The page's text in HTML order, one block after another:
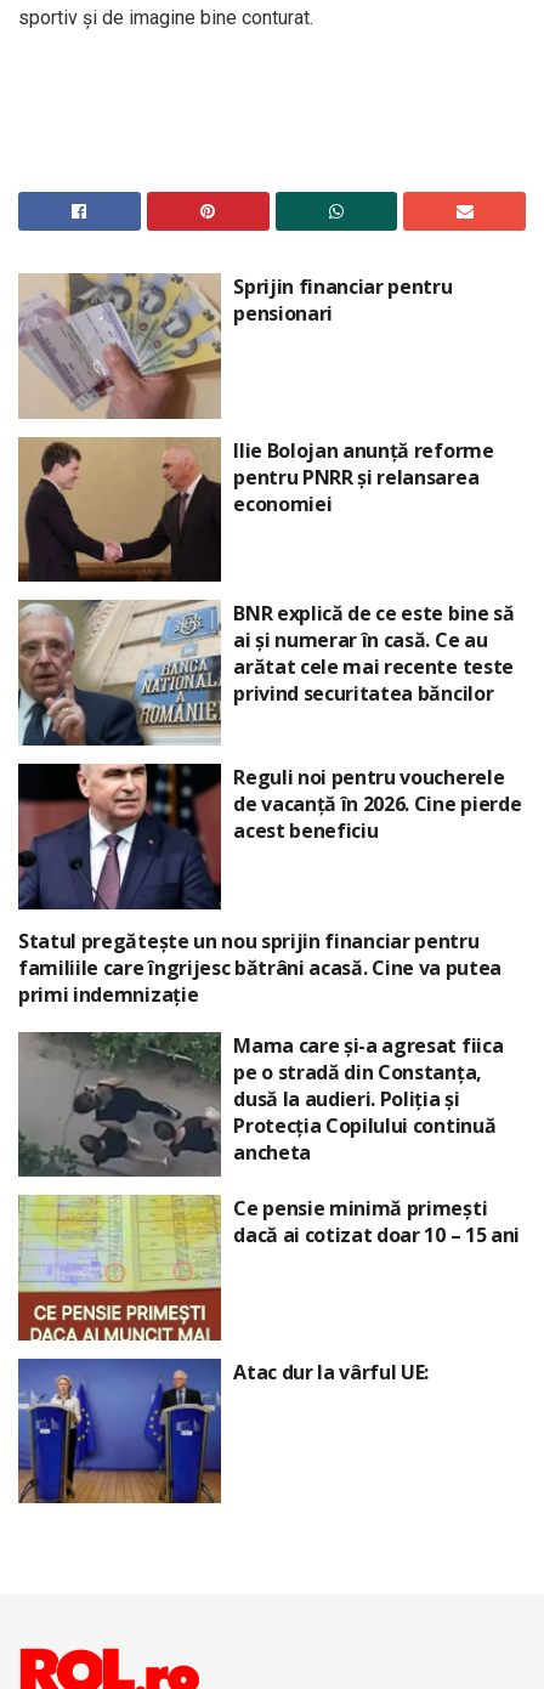
sportiv și de imagine bine conturat.
Sprijin financiar pentru
pensionari
Ilie Bolojan anunță reforme
pentru PNRR și relansarea
economiei
BNR explică de ce este bine să
ai și numerar în casă. Ce au
arătat cele mai recente teste
privind securitatea băncilor
Reguli noi pentru voucherele
de vacanță în 2026. Cine pierde
acest beneficiu
Statul pregătește un nou sprijin financiar pentru
familiile care îngrijesc bătrâni acasă. Cine va putea
primi indemnizație
Mama care și-a agresat fiica
pe o stradă din Constanța,
dusă la audieri. Poliția și
Protecția Copilului continuă
ancheta
Ce pensie minimă primești
dacă ai cotizat doar 10 – 15 ani
Atac dur la vârful UE: